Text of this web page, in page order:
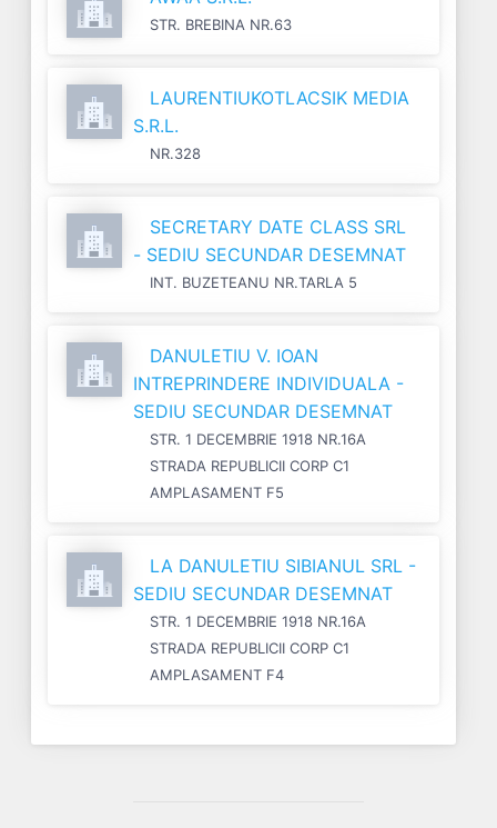
STR. BREBINA NR.63
LAURENTIUKOTLACSIK MEDIA
S.R.L.
NR.328
SECRETARY DATE CLASS SRL
- SEDIU SECUNDAR DESEMNAT
INT. BUZETEANU NR.TARLA 5
DANULETIU V. IOAN
INTREPRINDERE INDIVIDUALA -
SEDIU SECUNDAR DESEMNAT
STR. 1 DECEMBRIE 1918 NR.16A
STRADA REPUBLICII CORP C1
AMPLASAMENT F5
LA DANULETIU SIBIANUL SRL -
SEDIU SECUNDAR DESEMNAT
STR. 1 DECEMBRIE 1918 NR.16A
STRADA REPUBLICII CORP C1
AMPLASAMENT F4